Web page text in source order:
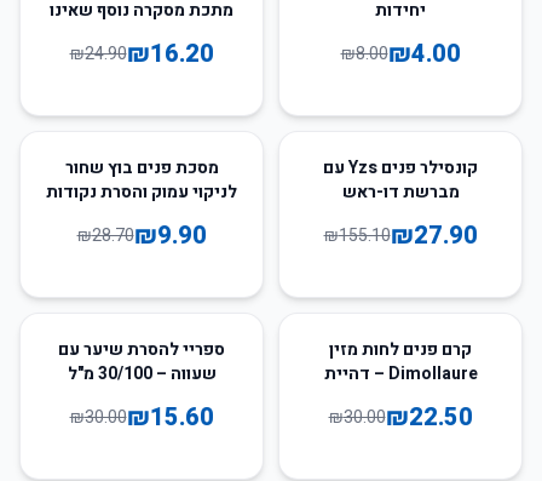
יחידות
₪4.00
₪8.00
מתכת מסקרה נוסף שאינו
שנמשך מריחות ריס
₪16.20
₪24.90
82
קונסילר פנים Yzs עם
מברשת דו-ראש
טמפרטורה
₪27.90
₪155.10
66מסכת פנים בוץ שחור
לניקוי עמוק והסרת נקודות
₪9.90
₪28.70
קרם פנים לחות מזין
Dimollaure – דהיית
₪22.50
₪30.00
48
ספריי להסרת שיער עם
שעווה – 30/100 מ"ל
₪15.60
₪30.00